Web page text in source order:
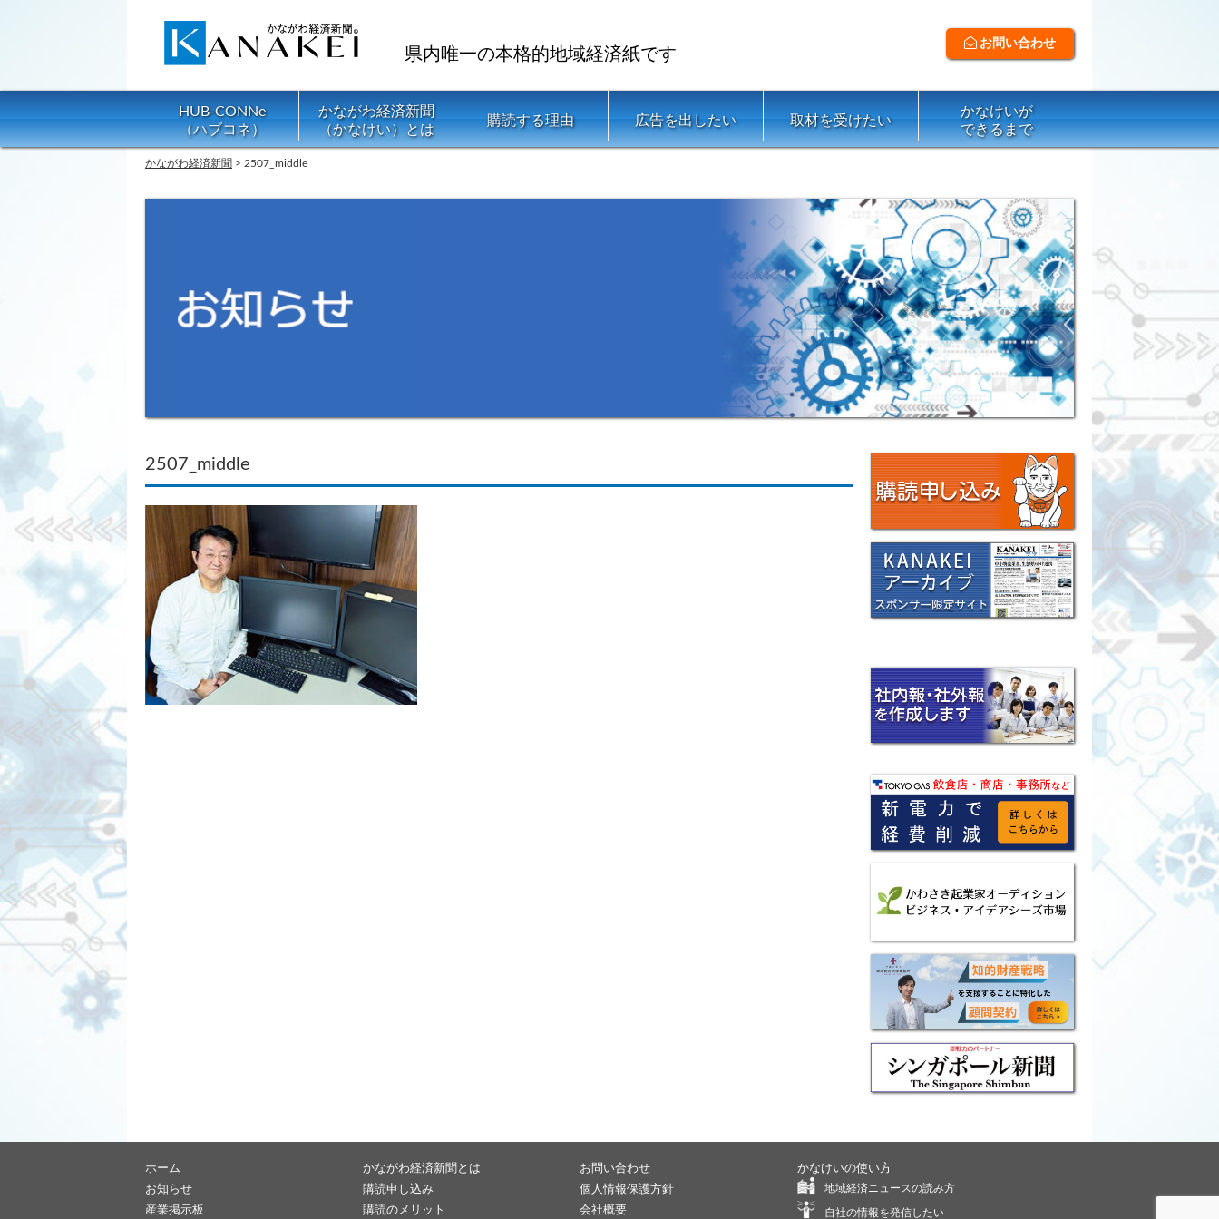
県内唯一の本格的地域経済紙です
お問い合わせ
HUB-CONNe
（ハブコネ）
かながわ経済新聞
（かなけい）とは
購読する理由 広告を出したい 取材を受けたい
かなけいが
できるまで
かながわ経済新聞 > 2507_middle
2507_middle
ホーム
お知らせ
産業掲示板
かながわ経済新聞とは
購読申し込み
購読のメリット
お問い合わせ
個人情報保護方針
会社概要
かなけいの使い方
地域経済ニュースの読み方
自社の情報を発信したい